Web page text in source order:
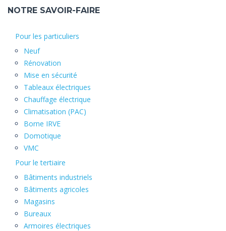
NOTRE SAVOIR-FAIRE
Pour les particuliers
Neuf
Rénovation
Mise en sécurité
Tableaux électriques
Chauffage électrique
Climatisation (PAC)
Borne IRVE
Domotique
VMC
Pour le tertiaire
Bâtiments industriels
Bâtiments agricoles
Magasins
Bureaux
Armoires électriques